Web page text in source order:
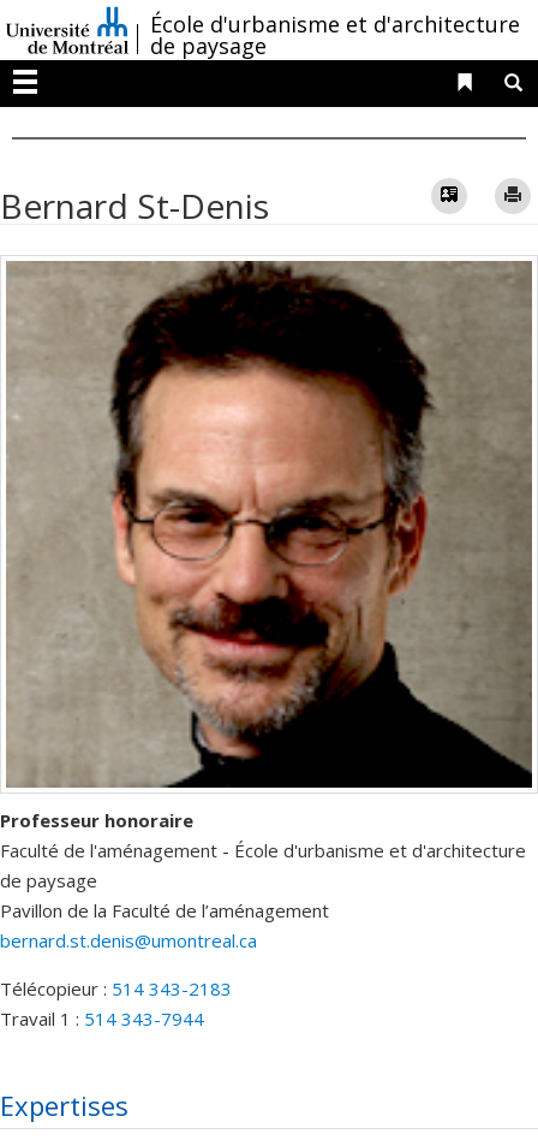
au
contenu
/École d'urbanisme et d'architecture
de paysage
Menu
Liens
Bernard St-Denis Vcard
Professeur honoraire
Faculté de l'aménagement - École d'urbanisme et d'architecture
de paysage
Pavillon de la Faculté de l’aménagement
bernard.st.denis@umontreal.ca
Télécopieur : 514 343-2183
Travail 1 : 514 343-7944
Expertises